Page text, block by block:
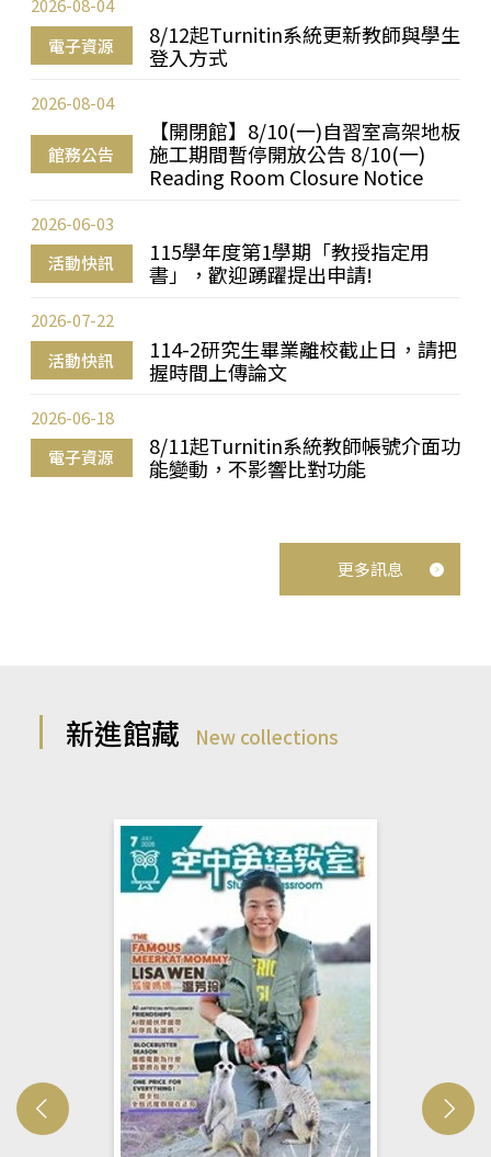
電子資源
8/12起Turnitin系統更新教師與學生
登入方式
2026-08-04
館務公告
【開閉館】8/10(一)自習室高架地板
施工期間暫停開放公告 8/10(一)
Reading Room Closure Notice
2026-08-04
活動快訊
115學年度第1學期「教授指定用
書」，歡迎踴躍提出申請!
2026-06-03
活動快訊
114-2研究生畢業離校截止日，請把
握時間上傳論文
2026-07-22
電子資源
8/11起Turnitin系統教師帳號介面功
能變動，不影響比對功能
2026-06-18
更多訊息
新進館藏 New collections